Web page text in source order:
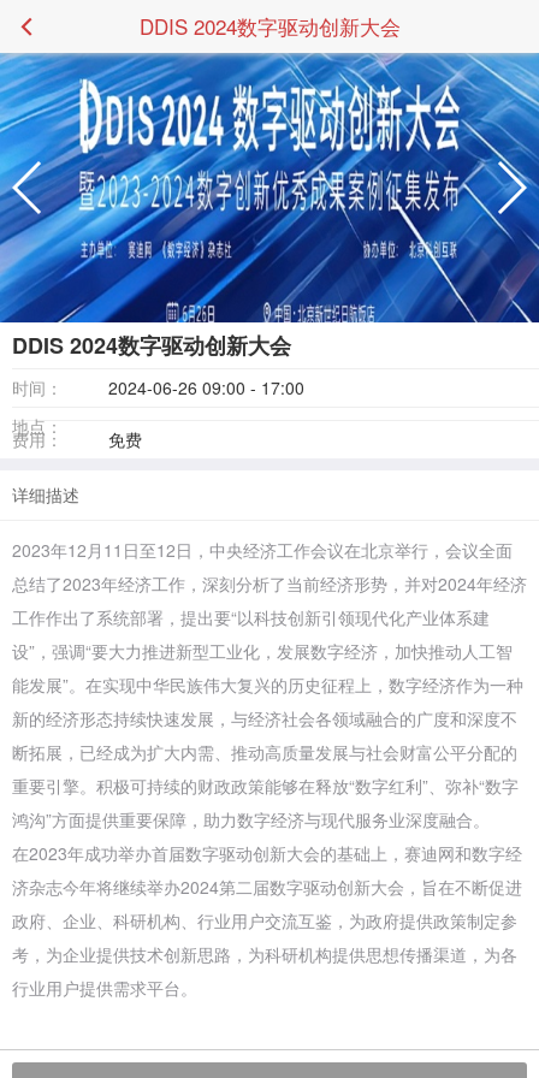
DDIS 2024数字驱动创新大会
DDIS 2024数字驱动创新大会
时间：
2024-06-26 09:00 - 17:00
地点：
费用： 免费
详细描述
2023年12月11日至12日，中央经济工作会议在北京举行，会议全面
总结了2023年经济工作，深刻分析了当前经济形势，并对2024年经济
工作作出了系统部署，提出要“以科技创新引领现代化产业体系建
设”，强调“要大力推进新型工业化，发展数字经济，加快推动人工智
能发展”。在实现中华民族伟大复兴的历史征程上，数字经济作为一种
新的经济形态持续快速发展，与经济社会各领域融合的广度和深度不
断拓展，已经成为扩大内需、推动高质量发展与社会财富公平分配的
重要引擎。积极可持续的财政政策能够在释放“数字红利”、弥补“数字
鸿沟”方面提供重要保障，助力数字经济与现代服务业深度融合。
在2023年成功举办首届数字驱动创新大会的基础上，赛迪网和数字经
济杂志今年将继续举办2024第二届数字驱动创新大会，旨在不断促进
政府、企业、科研机构、行业用户交流互鉴，为政府提供政策制定参
考，为企业提供技术创新思路，为科研机构提供思想传播渠道，为各
行业用户提供需求平台。